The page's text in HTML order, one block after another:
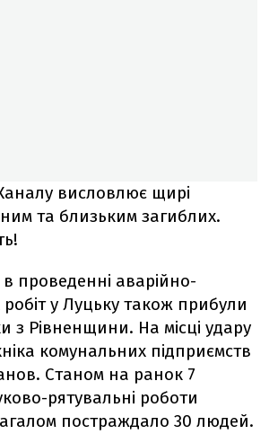
висловлює щирі
та близьким загиблих.
проведенні аварійно-
у Луцьку також прибули
з Рівненщини. На місці удару
комунальних підприємств
Станом на ранок 7
рятувальні роботи
постраждало 30 людей.